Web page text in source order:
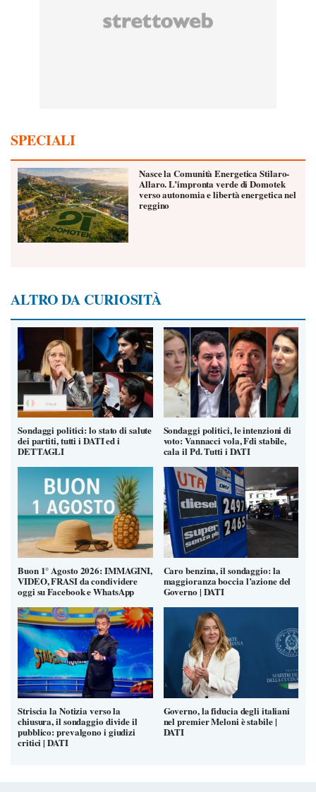
SPECIALI
Nasce la Comunità Energetica Stilaro-
Allaro. L’impronta verde di Domotek
verso autonomia e libertà energetica nel
reggino
ALTRO DA CURIOSITÀ
Sondaggi politici: lo stato di salute
dei partiti, tutti i DATI ed i
DETTAGLI
Sondaggi politici, le intenzioni di
voto: Vannacci vola, Fdi stabile,
cala il Pd. Tutti i DATI
Buon 1° Agosto 2026: IMMAGINI,
VIDEO, FRASI da condividere
oggi su Facebook e WhatsApp
Caro benzina, il sondaggio: la
maggioranza boccia l’azione del
Governo | DATI
Striscia la Notizia verso la
chiusura, il sondaggio divide il
pubblico: prevalgono i giudizi
critici | DATI
Governo, la fiducia degli italiani
nel premier Meloni è stabile |
DATI